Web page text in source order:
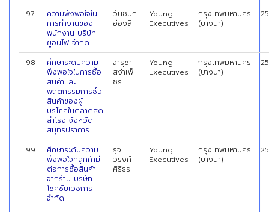
97
ความพึงพอใจใน
การทำงานของ
พนักงาน บริษัท
ยูอินโฟ จำกัด
วันชนก
อ่องสี
Young
Executives
กรุงเทพมหานคร
(บางนา)
98
ศึกษาระดับความ
พึงพอใจในการซื้อ
สินค้าและ
พฤติกรรมการซื้อ
สินค้าของผู้
บริโภคในตลาดสด
สำโรง จังหวัด
สมุทรปราการ
จารุชา
สง่าเพ็
ชร
Young
Executives
กรุงเทพมหานคร
(บางนา)
99
ศึกษาระดับความ
พึงพอใจที่ลูกค้ามี
ต่อการซื้อสินค้า
จากร้าน บริษัท
โชคชัยเวชการ
จำกัด
รุจ
วรงค์
ศิริธร
Young
Executives
กรุงเทพมหานคร
(บางนา)